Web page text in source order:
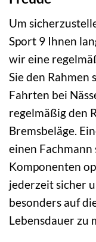
Um
Sport 9 Ihnen
wir eine
Sie den Rahmen
Fahrten bei
regelmäßig den
Bremsbeläge.
einen Fachmann
Komponenten
jederzeit sicher
besonders auf
Lebensdauer zu